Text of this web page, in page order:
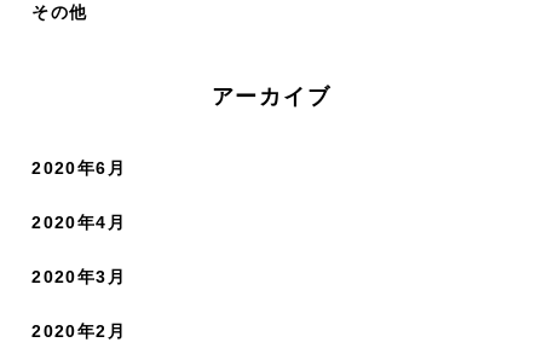
その他
アーカイブ
2020年6月
2020年4月
2020年3月
2020年2月